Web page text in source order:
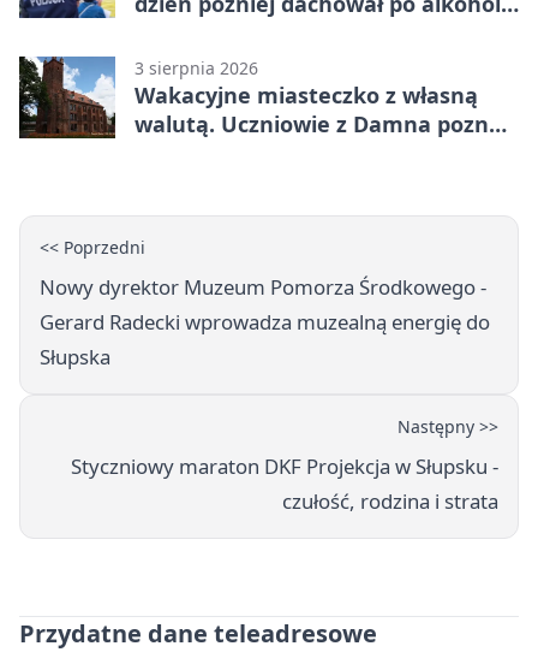
3 sierpnia 2026
Wakacyjne miasteczko z własną
walutą. Uczniowie z Damna poznali
<< Poprzedni
Nowy dyrektor Muzeum Pomorza Środkowego -
Gerard Radecki wprowadza muzealną energię do
Słupska
Następny >>
Styczniowy maraton DKF Projekcja w Słupsku -
czułość, rodzina i strata
Przydatne dane teleadresowe